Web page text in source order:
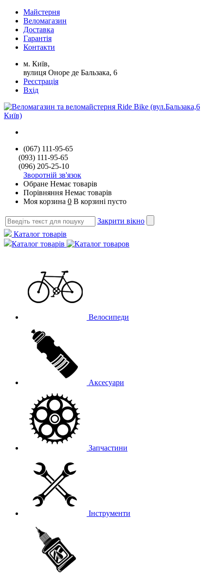
Майстерня
Веломагазин
Доставка
Гарантія
Контакти
м. Київ,
вулиця Оноре де Бальзака, 6
Реєстрація
Вхід
(067) 111-95-65
(093) 111-95-65
(096) 205-25-10
Зворотній зв'язок
Обране Немає товарів
Порівняння Немає товарів
Моя корзина 0 В корзині пусто
Закрити вікно
Каталог товарів
Каталог товарів
Велосипеди
Аксесуари
Запчастини
Інструменти